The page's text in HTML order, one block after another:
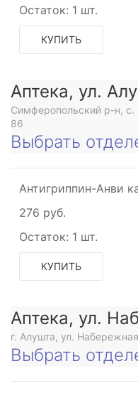
Остаток: 1 шт.
КУПИТЬ
Аптека, ул.
Симферопольский р-н, с.
86
Выбрать
Антигриппин-Анви
276 руб.
Остаток: 1 шт.
КУПИТЬ
Аптека, ул.
г. Алушта, ул.
Выбрать